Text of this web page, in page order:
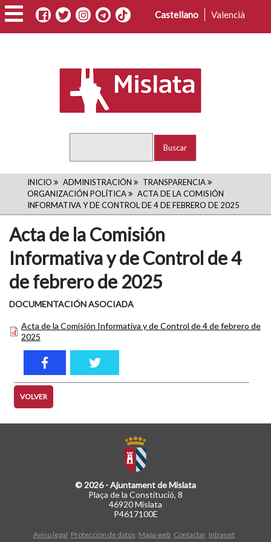
Pasar
al
contenido
Castellano Valencià
RUTA
DE
NAVEGACIÓN
INICIO ADMINISTRACIÓN
TRANSPARENCIA
ORGANIZACIÓN POLÍTICA
ACTA DE LA COMISIÓN
INFORMATIVA Y DE CONTROL DE 4 DE FEBRERO DE 2025
Acta de la Comisión
Informativa y de Control de 4
de febrero de 2025
DOCUMENTACIÓN ASOCIADA
Acta de la Comisión Informativa y de Control de 4 de febrero de
2025
VOLVER
© 2026 - Ajuntament de Mislata
Plaça de la Constitució, 8
46920 Mislata
P4617100E
Aviso legal Protección de datos Mapa web Contactar Intranet